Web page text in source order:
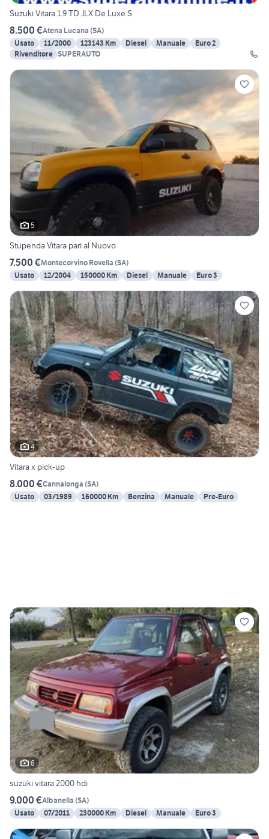
Suzuki Vitara 1.9 TD JLX De Luxe S
8.500 €Atena Lucana (SA)
Usato
11/2000 123143 Km Diesel Manuale
Euro 2
Rivenditore SUPERAUTO
5
Stupenda Vitara pari al Nuovo
7.500 €Montecorvino Rovella (SA)
Usato
12/2004 150000 Km Diesel Manuale Euro 3
4
Vitara x pick-up
8.000 €Cannalonga (SA)
Usato
03/1989 160000 Km Benzina Manuale Pre-Euro
6
suzuki vitara 2000 hdi
9.000 €Albanella (SA)
Usato
07/2011 230000 Km Diesel Manuale Euro 3